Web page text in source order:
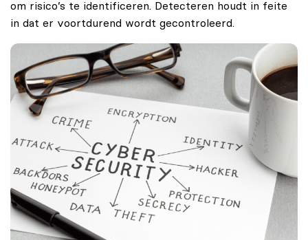
om risico’s te identificeren. Detecteren houdt in feite
in dat er voortdurend wordt gecontroleerd.